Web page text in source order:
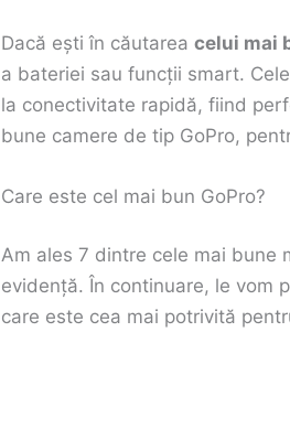
Dacă ești în căutarea celui mai
a bateriei sau funcții smart.
la conectivitate rapidă, fiind
bune camere de tip GoPro,
Care este cel mai bun GoPro?
Am ales 7 dintre cele mai bune
evidență. În continuare, le vom
care este cea mai potrivită